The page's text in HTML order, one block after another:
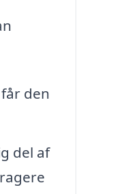
den
del af